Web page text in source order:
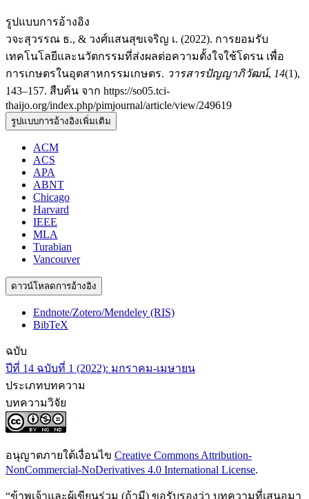
รูปแบบการอ้างอิง
วจะสุวรรณ ธ., & วงศ์แสนสุขเจริญ เ. (2022). การยอมรับ
เทคโนโลยีและนวัตกรรมที่ส่งผลต่อความตั้งใจใช้โดรน เพื่อ
การเกษตรในอุตสาหกรรมเกษตร. วารสารปัญญาภิวัฒน์, 14(1),
143–157. สืบค้น จาก https://so05.tci-
thaijo.org/index.php/pimjournal/article/view/249619
รูปแบบการอ้างอิงเพิ่มเติม
ACM
ACS
APA
ABNT
Chicago
Harvard
IEEE
MLA
Turabian
Vancouver
ดาวน์โหลดการอ้างอิง
Endnote/Zotero/Mendeley (RIS)
BibTeX
ฉบับ
ปีที่ 14 ฉบับที่ 1 (2022): มกราคม-เมษายน
ประเภทบทความ
บทความวิจัย
อนุญาตภายใต้เงื่อนไข Creative Commons Attribution-
NonCommercial-NoDerivatives 4.0 International License.
“ข้าพเจ้าและผู้เขียนร่วม (ถ้ามี) ขอรับรองว่า บทความที่เสนอมา